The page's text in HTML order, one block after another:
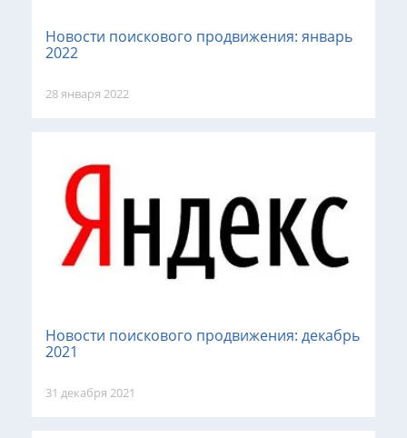
Новости поискового продвижения: январь
2022
28 января 2022
Новости поискового продвижения: декабрь
2021
31 декабря 2021